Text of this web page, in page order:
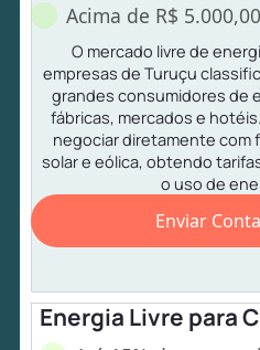
Acima de R$ 5.000,00
O mercado livre de
empresas de Turuçu
grandes consumidores de
fábricas, mercados e
negociar diretamente com
solar e eólica, obtendo
o uso de
Enviar
Energia Livre para